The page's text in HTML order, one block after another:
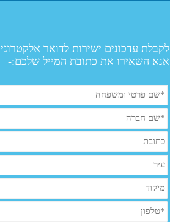
לקבלת עדכונים ישירות לדואר אלקטרוני
אנא השאירו את כתובת המייל שלכם:-